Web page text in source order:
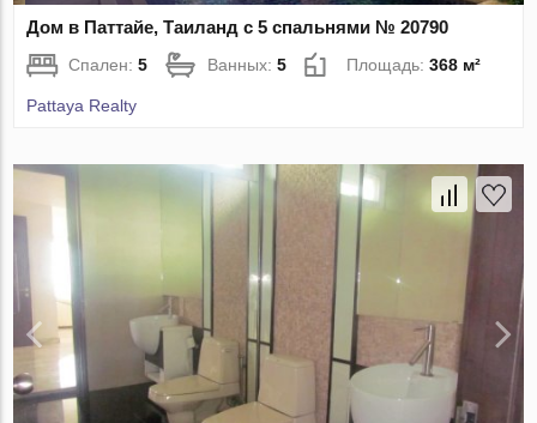
Дом в Паттайе, Таиланд с 5 спальнями № 20790
Спален:5 Ванных:5 Площадь:368 м²
Pattaya Realty